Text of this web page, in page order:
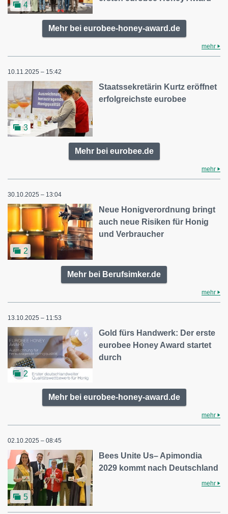
4
Mehr bei eurobee-honey-award.de
mehr
10.11.2025 – 15:42
3
Staatssekretärin Kurtz eröffnet
erfolgreichste eurobee
Mehr bei eurobee.de
mehr
30.10.2025 – 13:04
2
Neue Honigverordnung bringt
auch neue Risiken für Honig
und Verbraucher
Mehr bei Berufsimker.de
mehr
13.10.2025 – 11:53
2
Gold fürs Handwerk: Der erste
eurobee Honey Award startet
durch
Mehr bei eurobee-honey-award.de
mehr
02.10.2025 – 08:45
5
Bees Unite Us– Apimondia
2029 kommt nach Deutschland
mehr